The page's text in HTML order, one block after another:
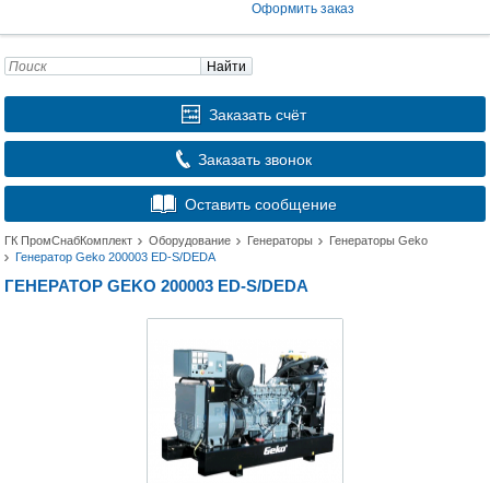
Оформить заказ
Найти
Заказать счёт
Заказать звонок
Оставить сообщение
ГК ПромСнабКомплект Оборудование Генераторы
Генераторы Geko
Генератор Geko 200003 ED-S/DEDA
ГЕНЕРАТОР GEKO 200003 ED-S/DEDA